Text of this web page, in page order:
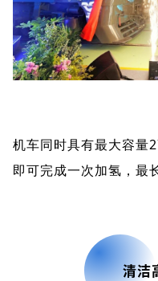
机车同时具有最大容量
即可完成一次加氢，最
清洁